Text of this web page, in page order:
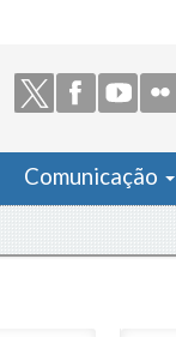
Comunicação